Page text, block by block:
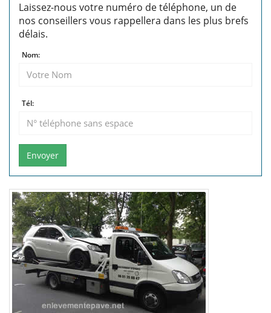
Laissez-nous votre numéro de téléphone, un de
nos conseillers vous rappellera dans les plus brefs
délais.
Nom:
Tél:
Envoyer